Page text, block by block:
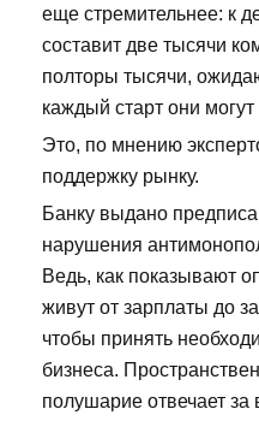
еще стремительнее: к
составит две тысячи
полторы тысячи,
каждый старт они
Это, по мнению
поддержку рынку.
Банку выдано
нарушения
Ведь, как показывают
живут от зарплаты до
чтобы принять
бизнеса.
полушарие отвечает за